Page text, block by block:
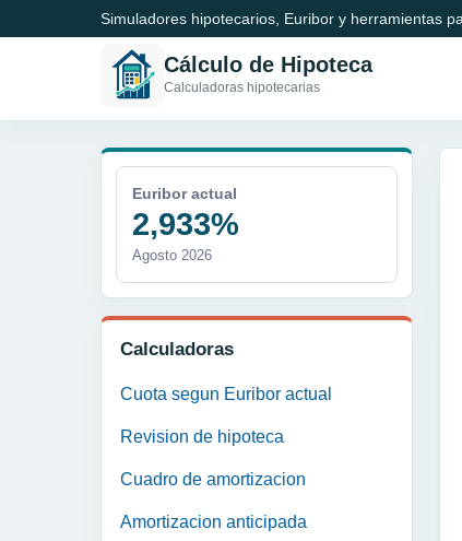
Simuladores hipotecarios, Euribor y herramientas
Cálculo de Hipoteca
Calculadoras hipotecarias
Euribor actual
2,933%
Agosto 2026
Calculadoras
Cuota segun Euribor actual
Revision de hipoteca
Cuadro de amortizacion
Amortizacion anticipada